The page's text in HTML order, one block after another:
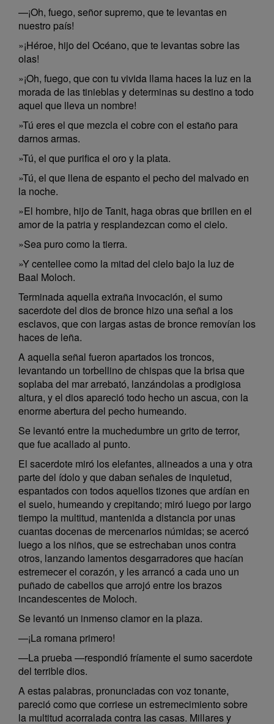
—¡Oh, fuego, señor supremo, que te levantas en
nuestro país!
»¡Héroe, hijo del Océano, que te levantas sobre las
olas!
»¡Oh, fuego, que con tu vivida llama haces la luz en la
morada de las tinieblas y determinas su destino a todo
aquel que lleva un nombre!
»Tú eres el que mezcla el cobre con el estaño para
darnos armas.
»Tú, el que purifica el oro y la plata.
»Tú, el que llena de espanto el pecho del malvado en
la noche.
»El hombre, hijo de Tanit, haga obras que brillen en el
amor de la patria y resplandezcan como el cielo.
»Sea puro como la tierra.
»Y centellee como la mitad del cielo bajo la luz de
Baal Moloch.
Terminada aquella extraña invocación, el sumo
sacerdote del dios de bronce hizo una señal a los
esclavos, que con largas astas de bronce removían los
haces de leña.
A aquella señal fueron apartados los troncos,
levantando un torbellino de chispas que la brisa que
soplaba del mar arrebató, lanzándolas a prodigiosa
altura, y el dios apareció todo hecho un ascua, con la
enorme abertura del pecho humeando.
Se levantó entre la muchedumbre un grito de terror,
que fue acallado al punto.
El sacerdote miró los elefantes, alineados a una y otra
parte del ídolo y que daban señales de inquietud,
espantados con todos aquellos tizones que ardían en
el suelo, humeando y crepitando; miró luego por largo
tiempo la multitud, mantenida a distancia por unas
cuantas docenas de mercenarios númidas; se acercó
luego a los niños, que se estrechaban unos contra
otros, lanzando lamentos desgarradores que hacían
estremecer el corazón, y les arrancó a cada uno un
puñado de cabellos que arrojó entre los brazos
incandescentes de Moloch.
Se levantó un inmenso clamor en la plaza.
—¡La romana primero!
—La prueba —respondió fríamente el sumo sacerdote
del terrible dios.
A estas palabras, pronunciadas con voz tonante,
pareció como que corriese un estremecimiento sobre
la multitud acorralada contra las casas. Millares y